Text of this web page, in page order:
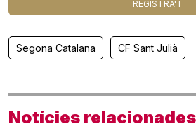
REGISTRA'T
Segona Catalana CF Sant Julià
Notícies relacionades